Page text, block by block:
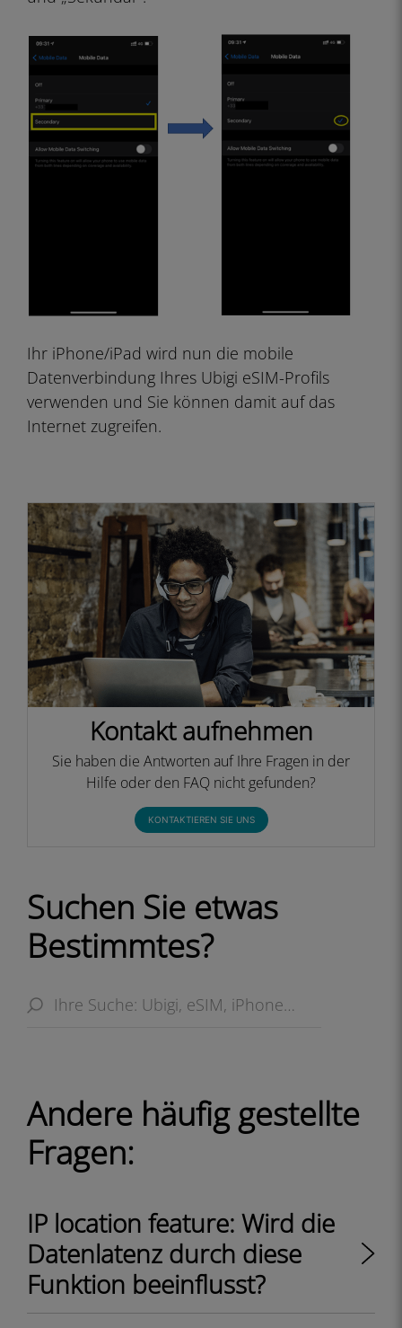
Ihr iPhone/iPad wird nun die mobile
Datenverbindung Ihres Ubigi eSIM-Profils
verwenden und Sie können damit auf das
Internet zugreifen.
Kontakt aufnehmen
Sie haben die Antworten auf Ihre Fragen in der
Hilfe oder den FAQ nicht gefunden?
KONTAKTIEREN SIE UNS
Suchen Sie etwas
Bestimmtes?
Andere häufig gestellte
Fragen:
IP location feature: Wird die
Datenlatenz durch diese
Funktion beeinflusst?